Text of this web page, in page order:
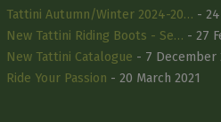
Tattini Autumn/Winter 2024-20… -
New Tattini Riding Boots - Se… - 27
New Tattini Catalogue - 7 December
Ride Your Passion - 20 March 2021